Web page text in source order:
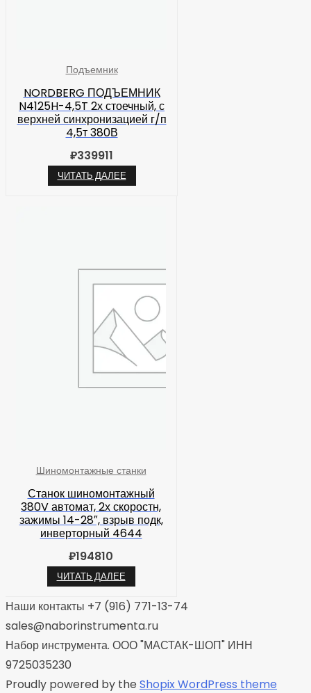
Подъемник
NORDBERG ПОДЪЕМНИК
N4125H-4,5T 2х стоечный, с
верхней синхронизацией г/п
4,5т 380В
₽339911
ЧИТАТЬ ДАЛЕЕ
Шиномонтажные станки
Станок шиномонтажный
380V автомат, 2х скоростн,
зажимы 14-28″, взрыв подк,
инверторный 4644
₽194810
ЧИТАТЬ ДАЛЕЕ
Наши контакты +7 (916) 771-13-74
sales@naborinstrumenta.ru
Набор инструмента. ООО "МАСТАК-ШОП" ИНН
9725035230
Proudly powered by the Shopix WordPress theme